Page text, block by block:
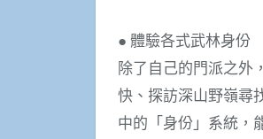
● 體驗各式武林身份
除了自己的門派之外
快、探訪深山野嶺尋
中的「身份」系統，